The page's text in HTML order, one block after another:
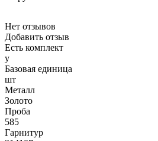
Нет отзывов
Добавить отзыв
Есть комплект
y
Базовая единица
шт
Металл
Золото
Проба
585
Гарнитур